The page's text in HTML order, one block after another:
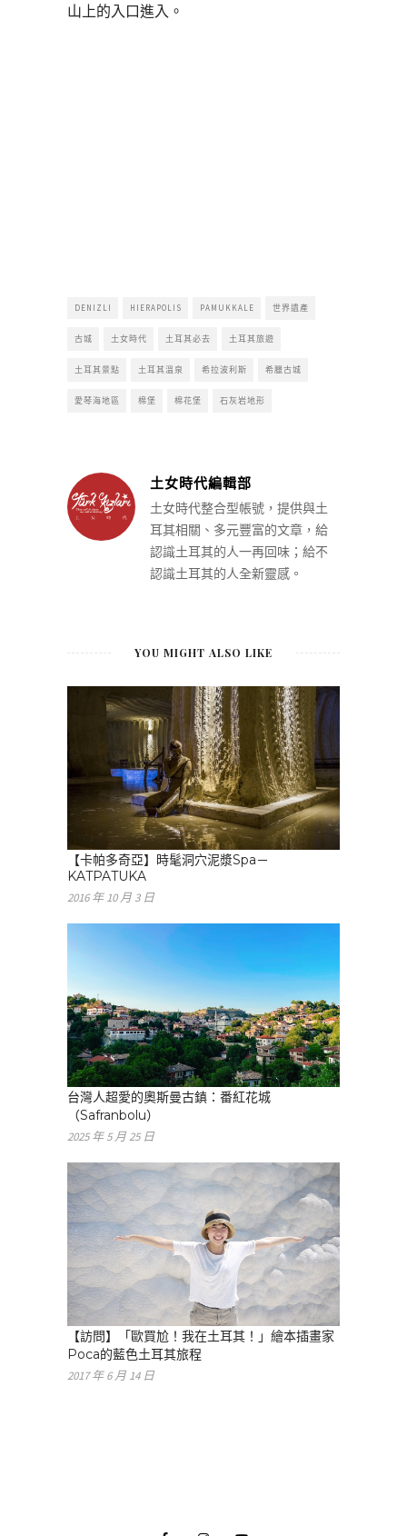
山上的入口進入。
DENIZLI HIERAPOLIS PAMUKKALE 世界遺產
古城 土女時代 土耳其必去 土耳其旅遊
土耳其景點 土耳其溫泉 希拉波利斯 希臘古城
愛琴海地區 棉堡 棉花堡 石灰岩地形
土女時代編輯部
土女時代整合型帳號，提供與土
耳其相關、多元豐富的文章，給
認識土耳其的人一再回味；給不
認識土耳其的人全新靈感。
YOU MIGHT ALSO LIKE
【卡帕多奇亞】時髦洞穴泥漿Spa－
KATPATUKA
2016 年 10 月 3 日
台灣人超愛的奧斯曼古鎮：番紅花城
（Safranbolu）
2025 年 5 月 25 日
【訪問】「歐買尬！我在土耳其！」繪本插畫家
Poca的藍色土耳其旅程
2017 年 6 月 14 日